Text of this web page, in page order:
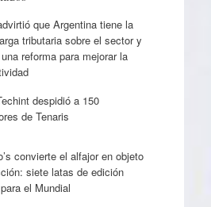
que Argentina tiene la
tributaria sobre el sector y
reforma para mejorar la
despidió a 150
de Tenaris
convierte el alfajor en objeto
siete latas de edición
el Mundial